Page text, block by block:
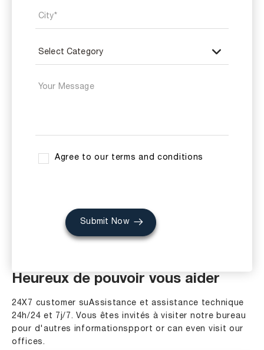
Agree to our terms and conditions
Submit Now
Heureux de pouvoir vous aider
24X7 customer suAssistance et assistance technique
24h/24 et 7j/7. Vous êtes invités à visiter notre bureau
pour d'autres informationspport or can even visit our
offices.